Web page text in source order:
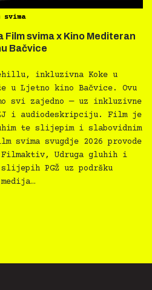
svima
Film svima x Kino Mediteran
Bačvice
inkluzivna Koke u
u Ljetno kino Bačvice. Ovu
svi zajedno — uz inkluzivne
i audiodeskripciju. Film je
te slijepim i slabovidnim
svima svugdje 2026 provode
Udruga gluhih i
PGŽ uz podršku